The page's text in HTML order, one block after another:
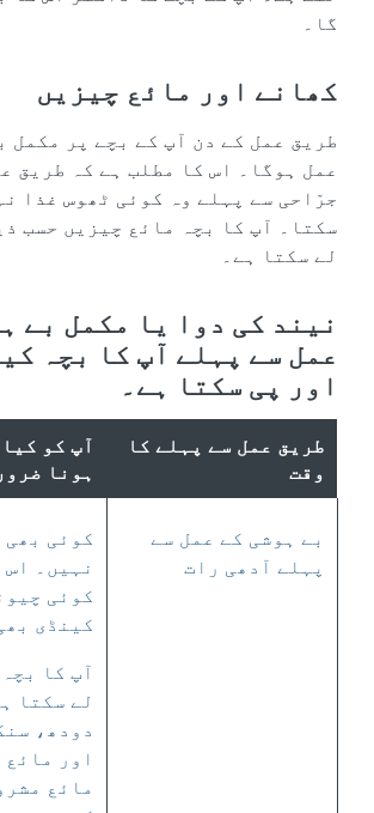
گا۔
کھانے اور مائع چیزیں
طریق عمل کے دن آپ کے بچے پر مکمل
عمل ہوگا۔ اس کا مطلب ہے کہ طریق
جرّاحی سے پہلے وہ کوئی ٹھوس غذا
سکتا۔ آپ کا بچہ مائع چیزیں حسب
لے سکتا ہے۔
نیند کی دوا یا مکمل بے
عمل سے پہلے آپ کا بچہ
اور پی سکتا ہے۔
طریق عمل سے پہلے کا
وقت
آپ کو
ہونا
بے ہوشی کے عمل سے
پہلے آدھی رات
کوئی بھی
نہیں۔
کوئی
کینڈی
آپ کا
لے سکتا
دودھ،
اور
مائع